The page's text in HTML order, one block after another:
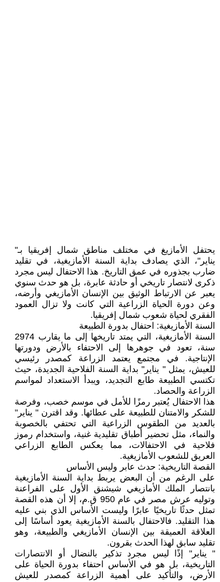
يحتفل الأمازيغ في مختلف مناطق شمال إفريقيا بـ"
يناير"، الذي يصادف بداية السنة الأمازيغية، في تقليد
ضارب بجذوره في عمق التاريخ. هذا الاحتفال ليس مجرد
ذكرى لانتصار تاريخي أو حادثة عابرة، بل هو حدث سنوي
يعبر عن الارتباط الوثيق بين الإنسان الأمازيغي وأرضه،
وعن دورة الحياة الزراعية التي كانت ولا تزال العمود
الفقري لحياة شعوب شمال إفريقيا.
السنة الأمازيغية: احتفال بدورة الطبيعة
السنة الأمازيغية، التي يمتد تاريخها إلى ما يقارب 2974
سنة، تعود في جوهرها إلى الاحتفاء بالأرض ودورتها
الإنتاجية. في مجتمع يعتمد الزراعة كمصدر رئيسي
للعيش، يمثل " يناير" بداية السنة الفلاحية الجديدة، حيث
تكتسي الطبيعة طابع التجديد، ويبدأ الاستعداد لمواسم
الزراعة والحصاد.
هذا الاحتفال يُعتبر رمزًا للأمل في موسم خصب، وفرصة
للشكر والامتنان للطبيعة على عطائها. وقد اقترن " يناير"
بالعديد من الطقوس الزراعية التي تحتفي بالخصوبة
والنماء، مثل تحضير أطباق تقليدية غنية، واستخدام رموز
فلاحية في الاحتفالات، مما يعكس الطابع الزراعي
العريق للشعوب الأمازيغية.
القصة التاريخية: حدث عابر وليس الأساس
على الرغم من أن البعض يربط بداية السنة الأمازيغية
بانتصار الملك الأمازيغي شيشنق الأول على الفراعنة
وتوليه عرش مصر في عام 950 ق.م، إلا أن هذه القصة
تمثل حدثًا تاريخيًا عابرًا وليست الأساس الذي بني عليه
هذا التقليد. فالاحتفال بالسنة الأمازيغية يعود أساسًا إلى
العلاقة العميقة بين الإنسان الأمازيغي والطبيعة، وهو
تقليد سابق لهذا الحدث بقرون.
" يناير" إذًا ليس مجرد تذكير بالنضال أو الانتصارات
التاريخية، بل هو في الأساس احتفاء بدورة الحياة على
الأرض، والتأكيد على أهمية الزراعة كمصدر للعيش